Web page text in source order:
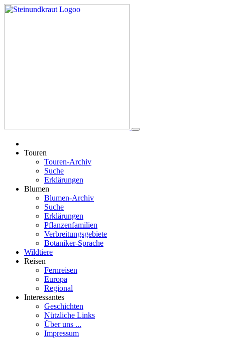
Touren
Touren-Archiv
Suche
Erklärungen
Blumen
Blumen-Archiv
Suche
Erklärungen
Pflanzenfamilien
Verbreitungsgebiete
Botaniker-Sprache
Wildtiere
Reisen
Fernreisen
Europa
Regional
Interessantes
Geschichten
Nützliche Links
Über uns ...
Impressum